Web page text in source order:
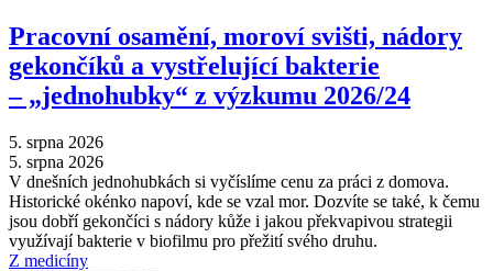
Pracovní osamění, moroví svišti, nádory
gekončíků a vystřelující bakterie
–⁠ „jednohubky“ z výzkumu 2026/24
5. srpna 2026
5. srpna 2026
V dnešních jednohubkách si vyčíslíme cenu za práci z domova.
Historické okénko napoví, kde se vzal mor. Dozvíte se také, k čemu
jsou dobří gekončíci s nádory kůže i jakou překvapivou strategii
využívají bakterie v biofilmu pro přežití svého druhu.
Z medicíny